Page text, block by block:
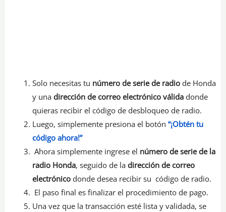
Solo necesitas tu número de serie de radiode Honda
y una dirección de correo electrónico válidadonde
quieras recibir el código de desbloqueo de radio.
Luego, simplemente presiona el botón “¡Obtén tu
código ahora!”
Ahora simplemente ingrese el número de serie de la
radio Honda, seguido de la dirección de correo
electrónicodonde desea recibir su código de radio.
El paso final es finalizar el procedimiento de pago.
Una vez que la transacción esté lista y validada, se